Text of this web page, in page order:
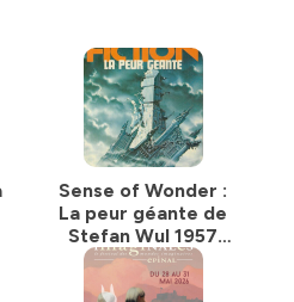
Sense of Wonder :
La peur géante de
Stefan Wul 1957
(1957)